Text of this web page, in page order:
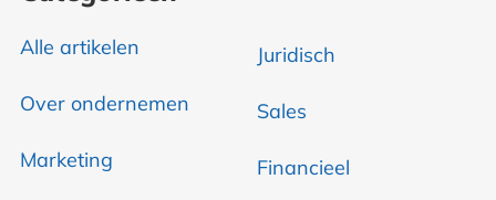
Alle artikelen
Over ondernemen
Marketing
Juridisch
Sales
Financieel